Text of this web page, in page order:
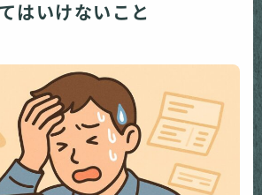
はいけないこと